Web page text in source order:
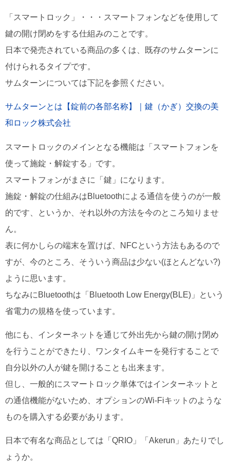
「スマートロック」・・・スマートフォンなどを使用して
鍵の開け閉めをする仕組みのことです。
日本で発売されている商品の多くは、既存のサムターンに
付けられるタイプです。
サムターンについては下記を参照ください。
サムターンとは【錠前の各部名称】｜鍵（かぎ）交換の美
和ロック株式会社
スマートロックのメインとなる機能は「スマートフォンを
使って施錠・解錠する」です。
スマートフォンがまさに「鍵」になります。
施錠・解錠の仕組みはBluetoothによる通信を使うのが一般
的です、というか、それ以外の方法を今のところ知りませ
ん。
表に何かしらの端末を置けば、NFCという方法もあるので
すが、今のところ、そういう商品は少ない(ほとんどない?)
ように思います。
ちなみにBluetoothは「Bluetooth Low Energy(BLE)」という
省電力の規格を使っています。
他にも、インターネットを通じて外出先から鍵の開け閉め
を行うことができたり、ワンタイムキーを発行することで
自分以外の人が鍵を開けることも出来ます。
但し、一般的にスマートロック単体ではインターネットと
の通信機能がないため、オプションのWi-Fiキットのような
ものを購入する必要があります。
日本で有名な商品としては「QRIO」「Akerun」あたりでし
ょうか。